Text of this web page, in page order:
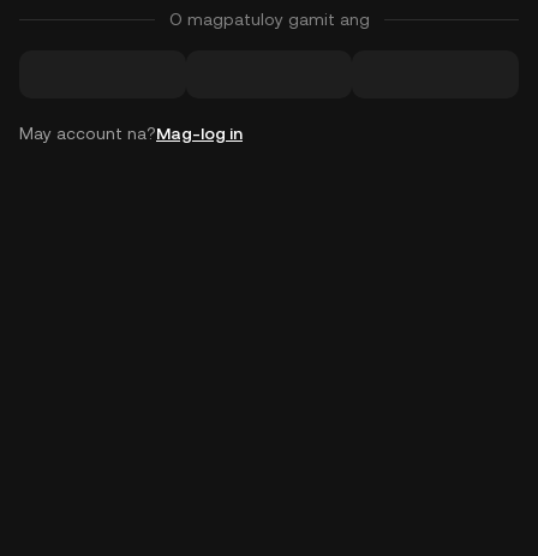
O magpatuloy gamit ang
May account na?Mag-log in